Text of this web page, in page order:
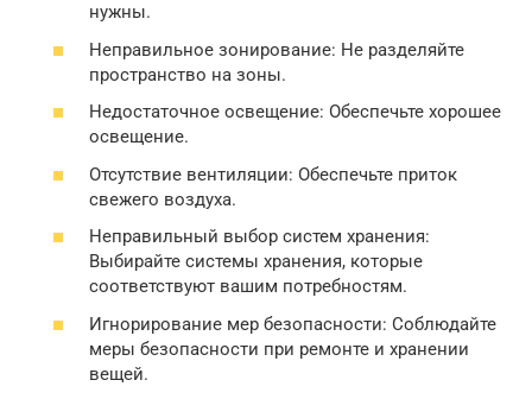
нужны.
Неправильное зонирование: Не разделяйте
пространство на зоны.
Недостаточное освещение: Обеспечьте хорошее
освещение.
Отсутствие вентиляции: Обеспечьте приток
свежего воздуха.
Неправильный выбор систем хранения:
Выбирайте системы хранения, которые
соответствуют вашим потребностям.
Игнорирование мер безопасности: Соблюдайте
меры безопасности при ремонте и хранении
вещей.